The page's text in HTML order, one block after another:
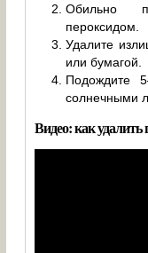
Обильно
пероксидом.
Удалите
или бумагой.
Подождите
солнечными
Видео: как